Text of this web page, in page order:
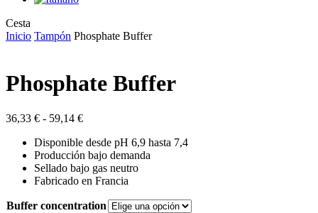
Cesta
Cart
Inicio Tampón Phosphate Buffer
Phosphate Buffer
36,33 € - 59,14 €Rango
precios:
desde
36,33 €
hasta
Disponible desde pH 6,9 hasta 7,4
Producción bajo demanda
Sellado bajo gas neutro
Fabricado en Francia
Buffer concentration